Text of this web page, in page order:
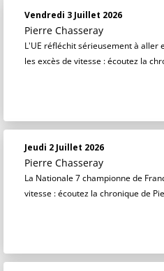
Vendredi 3 Juillet 2026
Pierre Chasseray
L'UE réfléchit sérieusement à aller
les excès de vitesse : écoutez la
Jeudi 2 Juillet 2026
Pierre Chasseray
La Nationale 7 championne de
vitesse : écoutez la chronique de